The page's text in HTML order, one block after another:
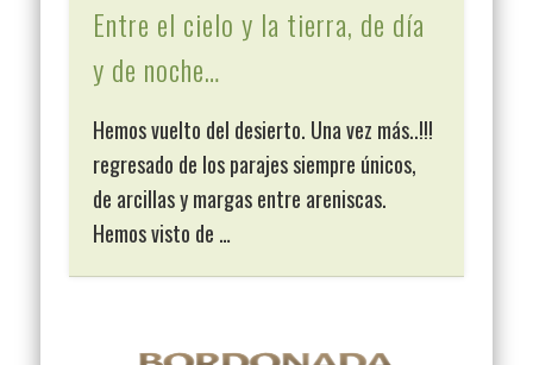
Entre el cielo y la tierra, de día
y de noche…
Hemos vuelto del desierto. Una vez más..!!!
regresado de los parajes siempre únicos,
de arcillas y margas entre areniscas.
Hemos visto de …